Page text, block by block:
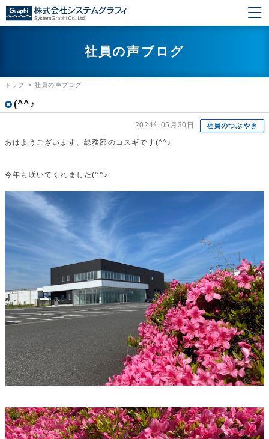
社員の声ブログ
トップ >社員の声ブログ
(^^♪
2024年05月30日 社員のつぶやき
おはようございます、総務部のコスギです(^^♪
今年も咲いてくれました(^^♪